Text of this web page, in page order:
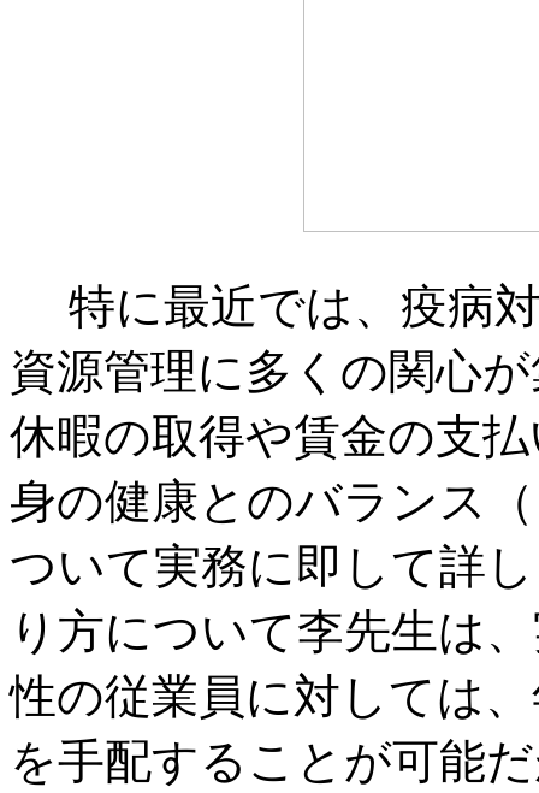
特に最近では、疫病
資源管理に多くの関心
休暇の取得や賃金の支
身の健康とのバランス
ついて実務に即して詳
り方について李先生は
性の従業員に対しては
を手配することが可能